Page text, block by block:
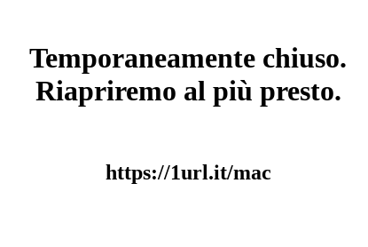
Temporaneamente chiuso.
Riapriremo al più presto.
https://1url.it/mac